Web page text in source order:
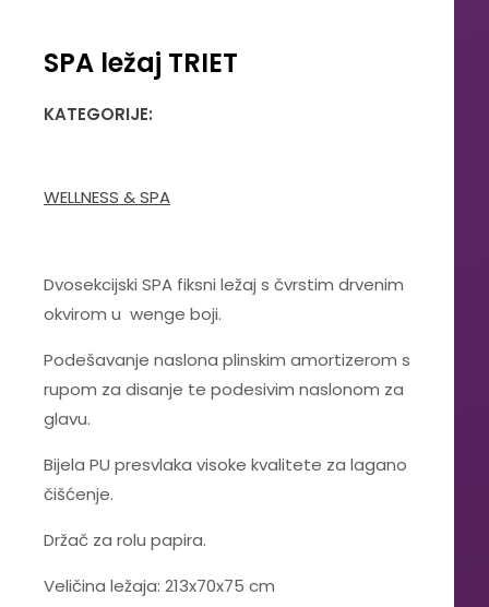
SPA ležaj TRIET
KATEGORIJE:
WELLNESS & SPA
Dvosekcijski SPA fiksni ležaj s čvrstim drvenim
okvirom u wenge boji.
Podešavanje naslona plinskim amortizerom s
rupom za disanje te podesivim naslonom za
glavu.
Bijela PU presvlaka visoke kvalitete za lagano
čišćenje.
Držač za rolu papira.
Veličina ležaja: 213x70x75 cm